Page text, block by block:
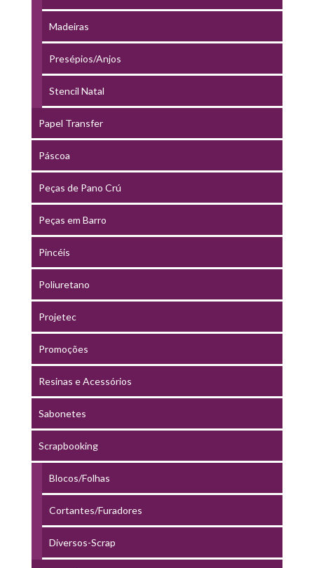
Madeiras
Presépios/Anjos
Stencil Natal
Papel Transfer
Páscoa
Peças de Pano Crú
Peças em Barro
Pincéis
Poliuretano
Projetec
Promoções
Resinas e Acessórios
Sabonetes
Scrapbooking
Blocos/Folhas
Cortantes/Furadores
Diversos-Scrap